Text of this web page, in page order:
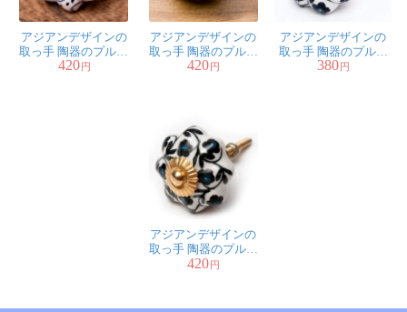
時気分上がります。
取り付けも難なく出来ましたし、値段もリーズナブルな
アジアンデザインの
取っ手 陶器のプルノ
★★★★★
アジアンデザインの
取っ手 陶器のプルノ
ブ(ドアノブ)〔約
420 円
アジアンデザインの
取っ手 陶器のプルノ
ブ(ドアノブ)〔約
420 円
アジアンデザインの
取っ手 陶器のプルノ
ブ(ドアノブ)〔約
380 円
アジアンデザインの
取っ手 陶器のプルノ
ブ(ドアノブ)〔約
420円